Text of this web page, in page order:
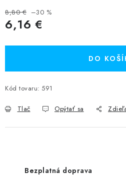
8,80 € –30 %
6,16 €
DO
Kód tovaru: 591
Tlač Opýtať sa
Bezplatná doprava